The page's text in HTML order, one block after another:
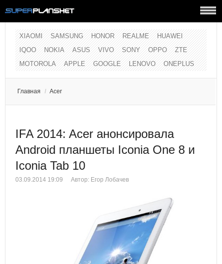
XIAOMI SAMSUNG HONOR REALME
HUAWEI
IQOO
NOKIA ASUS VIVO SONY OPPO
ZTE
MOTOROLA
APPLE GOOGLE LENOVO ONEPLUS
Главная / Acer
IFA 2014: Acer анонсировала
Android планшеты Iconia One 8 и
Iconia Tab 10
03.09.2014 19:09 Автор: Егор Лобачев